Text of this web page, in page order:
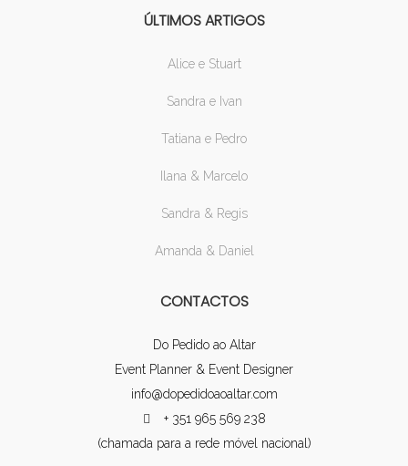
ÚLTIMOS ARTIGOS
Alice e Stuart
Sandra e Ivan
Tatiana e Pedro
Ilana & Marcelo
Sandra & Regis
Amanda & Daniel
CONTACTOS
Do Pedido ao Altar
Event Planner & Event Designer
info@dopedidoaoaltar.com
+ 351 965 569 238
(chamada para a rede móvel nacional)